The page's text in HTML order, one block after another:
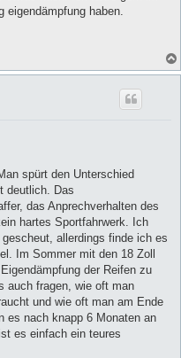
haben.
spürt den Unterschied
deutlich. Das
das Anprechverhalten des
hartes Sportfahrwerk. Ich
allerdings finde ich es
Im Sommer mit den 18 Zoll
der Reifen zu
auch fragen, wie oft man
und wie oft man am Ende
es nach knapp 6 Monaten an
es einfach ein teures